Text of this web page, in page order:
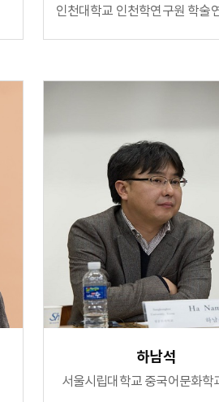
인천대학교 인천학연구원 학술
하남석
서울시립대학교 중국어문화학